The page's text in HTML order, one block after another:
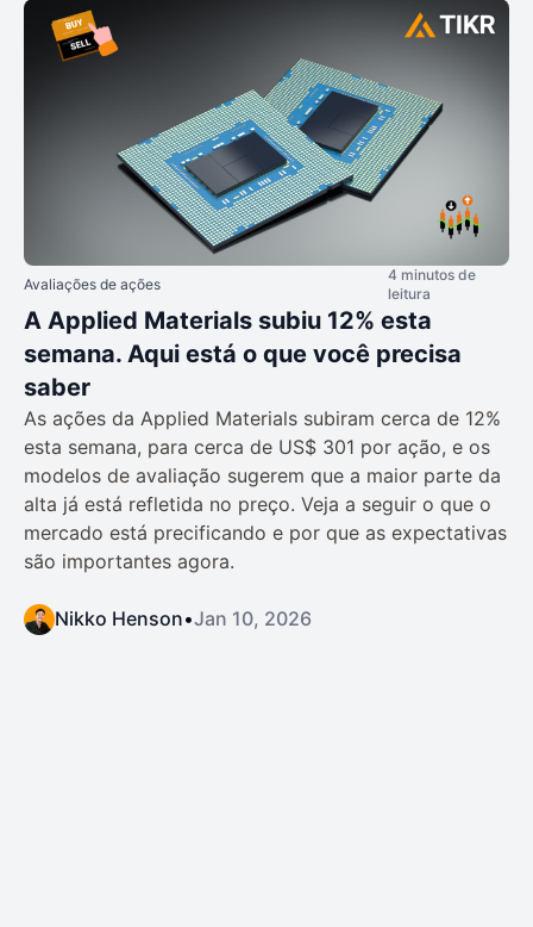
Avaliações de ações
4 minutos de
leitura
A Applied Materials subiu 12% esta
semana. Aqui está o que você precisa
saber
As ações da Applied Materials subiram cerca de 12%
esta semana, para cerca de US$ 301 por ação, e os
modelos de avaliação sugerem que a maior parte da
alta já está refletida no preço. Veja a seguir o que o
mercado está precificando e por que as expectativas
são importantes agora.
Nikko Henson•Jan 10, 2026